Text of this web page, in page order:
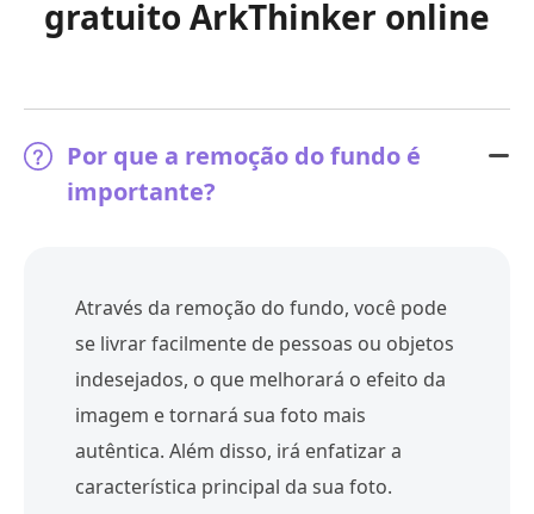
gratuito ArkThinker online
Por que a remoção do fundo é
importante?
Através da remoção do fundo, você pode
se livrar facilmente de pessoas ou objetos
indesejados, o que melhorará o efeito da
imagem e tornará sua foto mais
autêntica. Além disso, irá enfatizar a
característica principal da sua foto.